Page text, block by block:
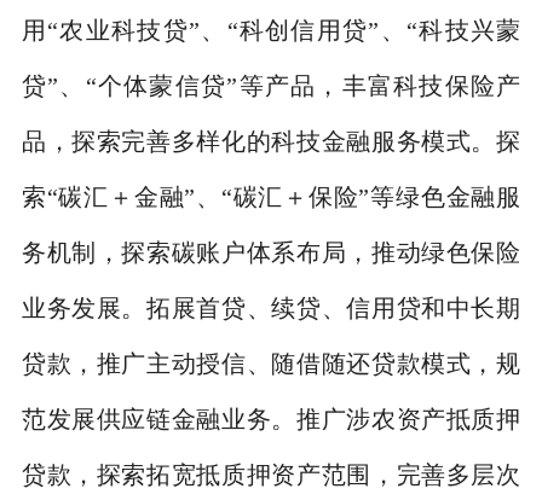
用 “农业科技贷”、 “科创信用贷” 、 “科技兴蒙
贷”、 “个体蒙信贷”等产品，丰富科技保险产
品，探索完善多样化的科技金融服务模式。探
索“碳汇＋金融”、 “碳汇＋保险”等绿色金融服
务机制，探索碳账户体系布局，推动绿色保险
业务发展。拓展首贷、续贷、信用贷和中长期
贷款，推广主动授信、随借随还贷款模式，规
范发展供应链金融业务。推广涉农资产抵质押
贷款，探索拓宽抵质押资产范围，完善多层次